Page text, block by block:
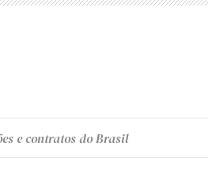
e contratos do Brasil